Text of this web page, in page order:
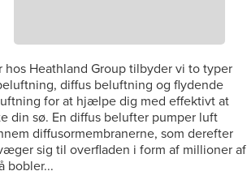
hos Heathland Group tilbyder vi to typer
diffus beluftning og flydende
for at hjælpe dig med effektivt at
din sø. En diffus belufter pumper luft
diffusormembranerne, som derefter
sig til overfladen i form af millioner af
bobler...